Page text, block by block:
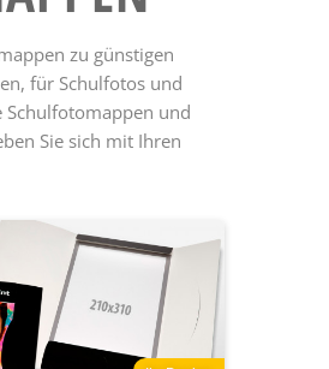
zu günstigen
für Schulfotos und
Schulfotomappen und
Sie sich mit Ihren